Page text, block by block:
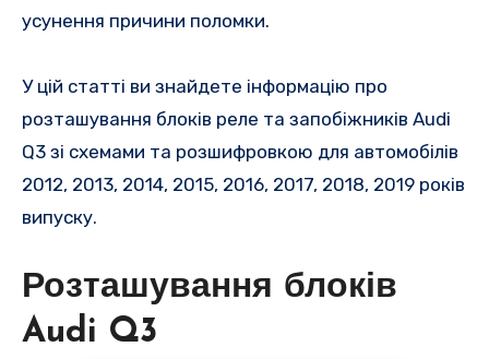
усунення причини поломки.
У цій статті ви знайдете інформацію про
розташування блоків реле та запобіжників Audi
Q3 зі схемами та розшифровкою для автомобілів
2012, 2013, 2014, 2015, 2016, 2017, 2018, 2019 років
випуску.
Розташування блоків
Audi Q3